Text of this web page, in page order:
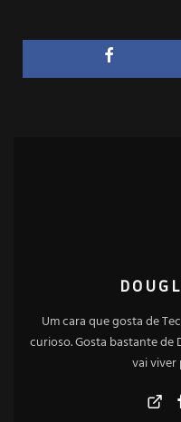
Um cara que gosta de
curioso. Gosta bastante de
vai